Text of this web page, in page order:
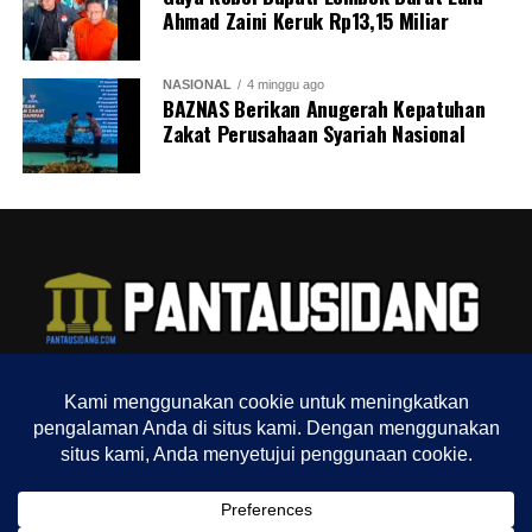
Ahmad Zaini Keruk Rp13,15 Miliar
NASIONAL 4 minggu ago
BAZNAS Berikan Anugerah Kepatuhan
Zakat Perusahaan Syariah Nasional
YOUTUBE CHANNEL